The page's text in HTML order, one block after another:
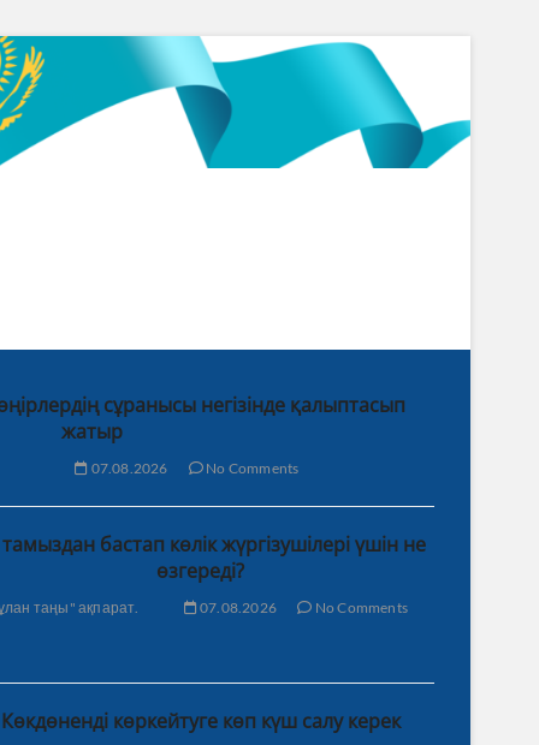
сұранысы негізінде қалыптасып
жатыр
07.08.2026 No Comments
бастап көлік жүргізушілері үшін не
өзгереді?
таңы" ақпарат. 07.08.2026 No Comments
Көкдөненді көркейтуге көп күш салу керек